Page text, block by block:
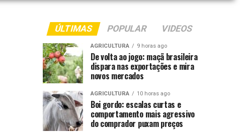
ÚLTIMAS POPULAR VIDEOS
AGRICULTURA 9 horas ago
De volta ao jogo: maçã brasileira
dispara nas exportações e mira
novos mercados
AGRICULTURA 10 horas ago
Boi gordo: escalas curtas e
comportamento mais agressivo
do comprador puxam preços